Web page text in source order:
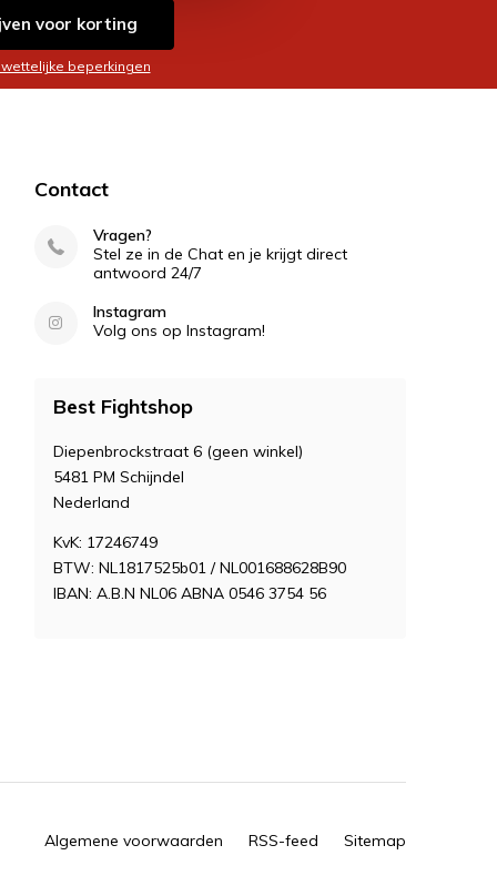
voor korting
beperkingen
Contact
Vragen?
Stel ze in de Chat en je krijgt direct
antwoord 24/7
Instagram
Volg ons op Instagram!
Best Fightshop
Diepenbrockstraat 6 (geen winkel)
5481 PM Schijndel
Nederland
KvK: 17246749
BTW: NL1817525b01 / NL001688628B90
IBAN: A.B.N NL06 ABNA 0546 3754 56
Algemene voorwaarden RSS-feed Sitemap